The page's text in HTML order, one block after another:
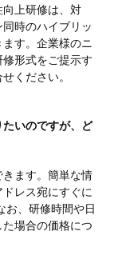
使うことでより身に
からないこともあ
く方法がわかりま
とにより、少しずつ
。
上研修は、対
時のハイブリッ
す。企業様のニ
形式をご提示す
ください。
いのですが、ど
ます。簡単な情
レス宛にすぐに
お、研修時間や日
場合の価格につ